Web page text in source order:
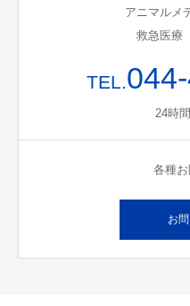
アニマルメ
救急医
TEL.
24時
各種
お